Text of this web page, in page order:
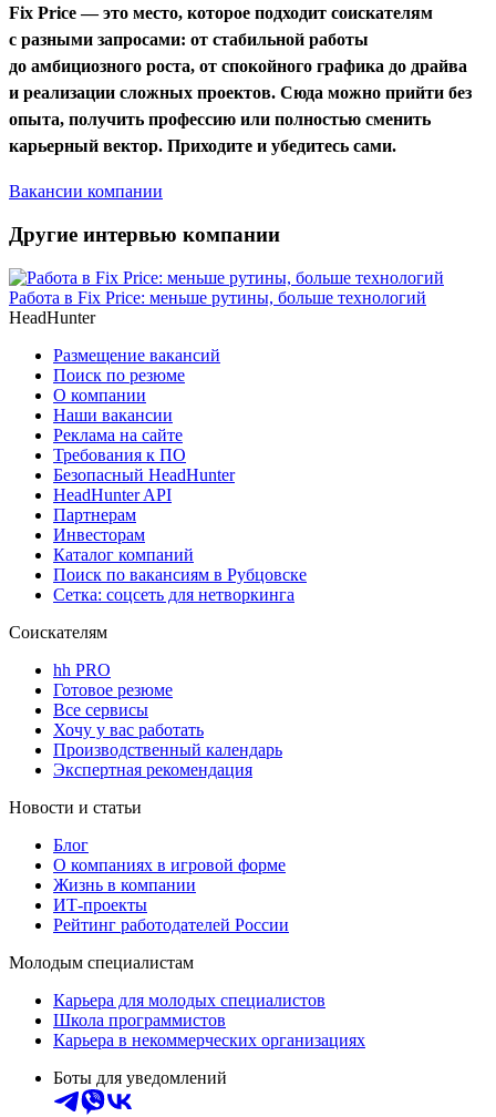
Fix Price — это место, которое подходит соискателям
с разными запросами: от стабильной работы
до амбициозного роста, от спокойного графика до драйва
и реализации сложных проектов. Сюда можно прийти без
опыта, получить профессию или полностью сменить
карьерный вектор. Приходите и убедитесь сами.
Вакансии компании
Другие интервью компании
Работа в Fix Price: меньше рутины, больше технологий
HeadHunter
Размещение вакансий
Поиск по резюме
О компании
Наши вакансии
Реклама на сайте
Требования к ПО
Безопасный HeadHunter
HeadHunter API
Партнерам
Инвесторам
Каталог компаний
Поиск по вакансиям в Рубцовске
Сетка: соцсеть для нетворкинга
Соискателям
hh PRO
Готовое резюме
Все сервисы
Хочу у вас работать
Производственный календарь
Экспертная рекомендация
Новости и статьи
Блог
О компаниях в игровой форме
Жизнь в компании
ИТ-проекты
Рейтинг работодателей России
Молодым специалистам
Карьера для молодых специалистов
Школа программистов
Карьера в некоммерческих организациях
Боты для уведомлений